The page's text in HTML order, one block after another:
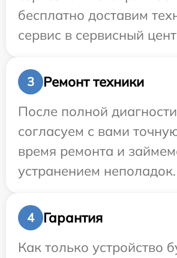
бесплатно доставим
сервис в сервисный
3
Ремонт техники
После полной
согласуем с вами
время ремонта и
устранением неполадок.
4
Гарантия
Как только устройство